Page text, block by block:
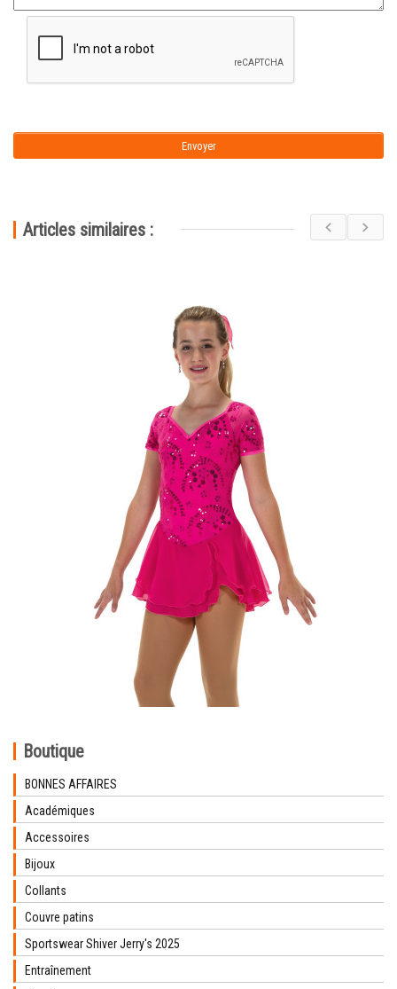
Articles similaires :
Boutique
BONNES AFFAIRES
Académiques
Accessoires
Bijoux
Collants
Couvre patins
Sportswear Shiver Jerry's 2025
Entraînement